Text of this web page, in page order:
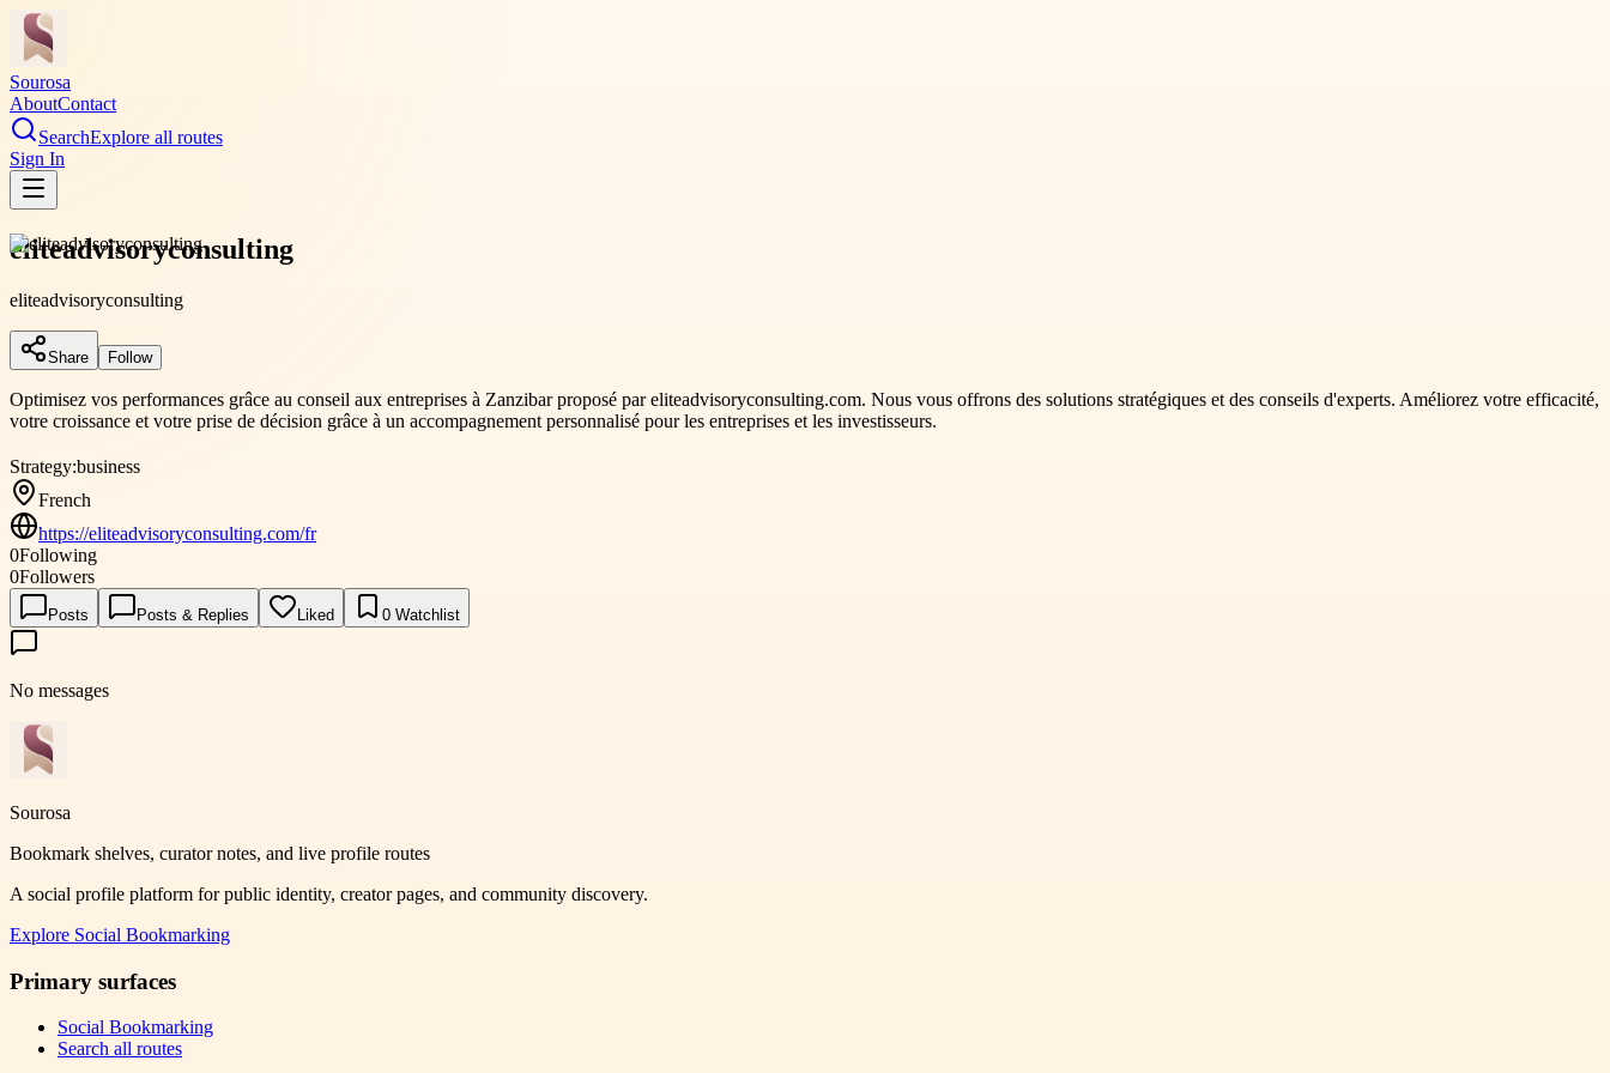
Sourosa
AboutContact
SearchExplore all routes
Sign In
eliteadvisoryconsulting
eliteadvisoryconsulting
Share Follow
Optimisez vos performances grâce au conseil aux entreprises à Zanzibar proposé par eliteadvisoryconsulting.com. Nous vous offrons des solutions stratégiques et des conseils d'experts. Améliorez votre efficacité,
votre croissance et votre prise de décision grâce à un accompagnement personnalisé pour les entreprises et les investisseurs.
Strategy:business
French
https://eliteadvisoryconsulting.com/fr
0Following
0Followers
Posts Posts & Replies Liked 0 Watchlist
No messages
Sourosa
Bookmark shelves, curator notes, and live profile routes
A social profile platform for public identity, creator pages, and community discovery.
Explore Social Bookmarking
Primary surfaces
Social Bookmarking
Search all routes